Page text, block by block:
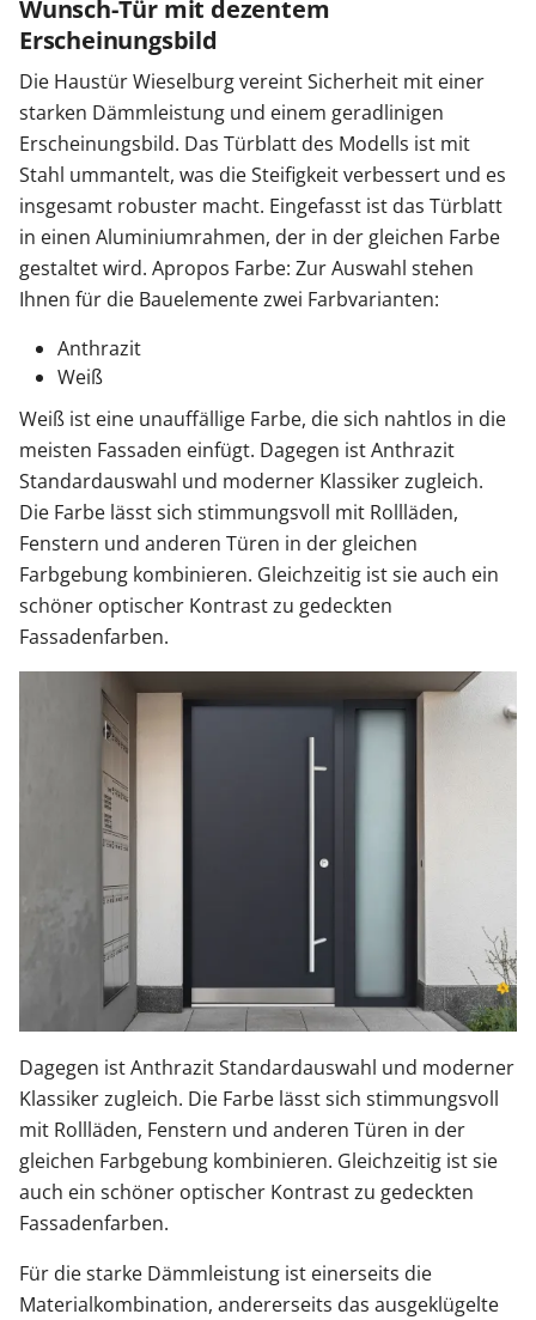
Wunsch-Tür mit dezentem
Erscheinungsbild
Die Haustür Wieselburg vereint Sicherheit mit einer
starken Dämmleistung und einem geradlinigen
Erscheinungsbild. Das Türblatt des Modells ist mit
Stahl ummantelt, was die Steifigkeit verbessert und es
insgesamt robuster macht. Eingefasst ist das Türblatt
in einen Aluminiumrahmen, der in der gleichen Farbe
gestaltet wird. Apropos Farbe: Zur Auswahl stehen
Ihnen für die Bauelemente zwei Farbvarianten:
Anthrazit
Weiß
Weiß ist eine unauffällige Farbe, die sich nahtlos in die
meisten Fassaden einfügt. Dagegen ist Anthrazit
Standardauswahl und moderner Klassiker zugleich.
Die Farbe lässt sich stimmungsvoll mit Rollläden,
Fenstern und anderen Türen in der gleichen
Farbgebung kombinieren. Gleichzeitig ist sie auch ein
schöner optischer Kontrast zu gedeckten
Fassadenfarben.
Dagegen ist Anthrazit Standardauswahl und moderner
Klassiker zugleich. Die Farbe lässt sich stimmungsvoll
mit Rollläden, Fenstern und anderen Türen in der
gleichen Farbgebung kombinieren. Gleichzeitig ist sie
auch ein schöner optischer Kontrast zu gedeckten
Fassadenfarben.
Für die starke Dämmleistung ist einerseits die
Materialkombination, andererseits das ausgeklügelte